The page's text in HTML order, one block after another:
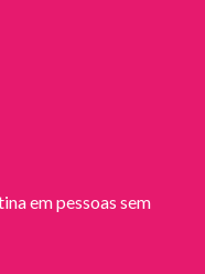
em pessoas sem